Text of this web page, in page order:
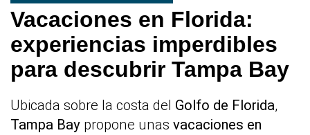
Vacaciones en Florida:
experiencias imperdibles
para descubrir Tampa Bay
Ubicada sobre la costa del Golfo de Florida,
Tampa Bay propone unas vacaciones en